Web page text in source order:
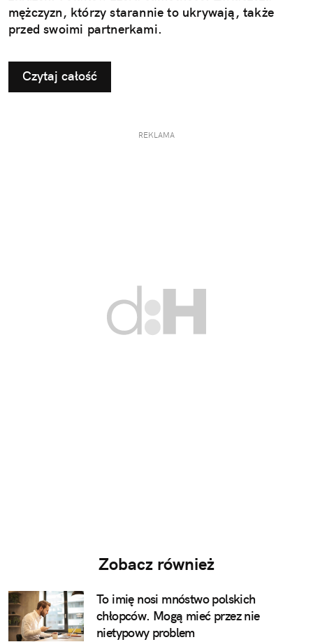
mężczyzn, którzy starannie to ukrywają, także
przed swoimi partnerkami.
Czytaj całość
REKLAMA
Zobacz również
To imię nosi mnóstwo polskich
chłopców. Mogą mieć przez nie
nietypowy problem